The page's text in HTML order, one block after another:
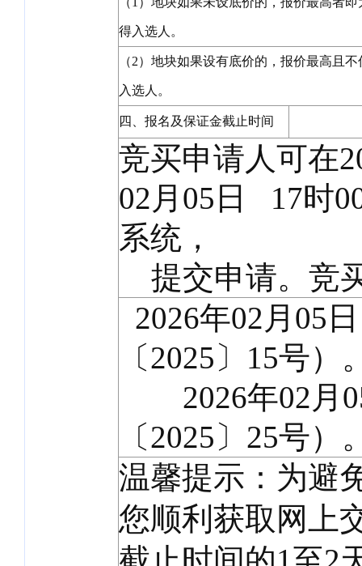
得入选人。
（2）地块如果设有底价的，报价最高且
入选人。
四、报名及保证金截止时间
竞买申请人可在
02月05日 17时
系统，
提交申请。竞
2026年02月05
〔2025〕15号）
2026年02月05
〔2025〕25号）
温馨提示：为避
您顺利获取网上